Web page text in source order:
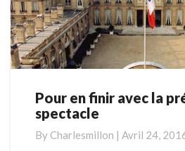
Pour
en
avec
Pour en finir avec la
spectacle
By Charlesmillon | Avril 24,